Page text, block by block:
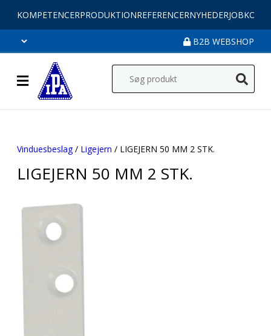
KOMPETENCERPRODUKTIONREFERENCERNYHEDERJOB
B2B WEBSHOP
Vinduesbeslag/ Ligejern / LIGEJERN 50 MM 2 STK.
LIGEJERN 50 MM 2 STK.